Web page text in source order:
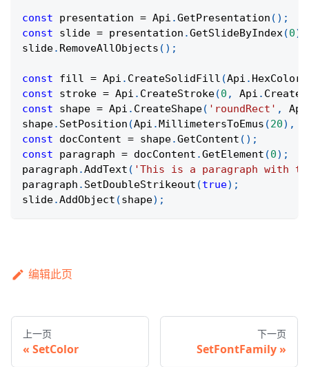
const presentation = Api .GetPresentation ( ) ;
const slide = presentation .GetSlideByIndex(0)
slide. RemoveAllObjects ( ) ;
const fill = Api . CreateSolidFill (Api . HexColor
const stroke = Api . CreateStroke(0 , Api .
const shape = Api . CreateShape( 'roundRect' , Api
shape. SetPosition (Api . MillimetersToEmus (20) ,
const docContent = shape.GetContent ( ) ;
const paragraph = docContent .GetElement (0) ;
paragraph .AddText ( 'This is a paragraph with
paragraph . SetDoubleStrikeout (true) ;
slide.AddObject (shape) ;
编辑此页
上一页
SetColor
下一页
SetFontFamily